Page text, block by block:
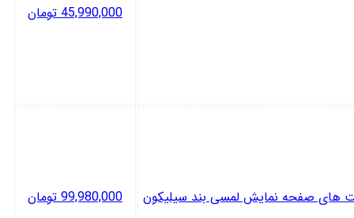
45,990,000 تومان
99,980,000 تومان